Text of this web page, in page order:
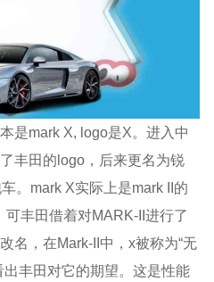
是mark X, logo是X。进入中
丰田的logo，后来更名为锐
。mark X实际上是mark II的
丰田借着对MARK-II进行了
名，在Mark-II中，x被称为“无
丰田对它的期望。这是性能